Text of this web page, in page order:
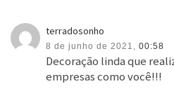
terradosonho
8 de junho de 2021, 00:58
Decoração linda que
empresas como você!!!